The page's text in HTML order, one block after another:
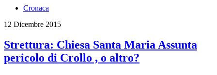
Cronaca
12 Dicembre 2015
Strettura: Chiesa Santa Maria Assunta
pericolo di Crollo , o altro?